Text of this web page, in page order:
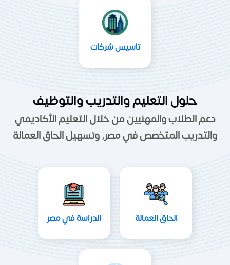
تاسيس شركات
حلول التعليم والتدريب والتوظيف
دعم الطلاب والمهنيين من خلال التعليم الأكاديمي
والتدريب المتخصص في مصر, وتسهيل الحاق العمالة
الحاق العمالة الدراسة في مصر